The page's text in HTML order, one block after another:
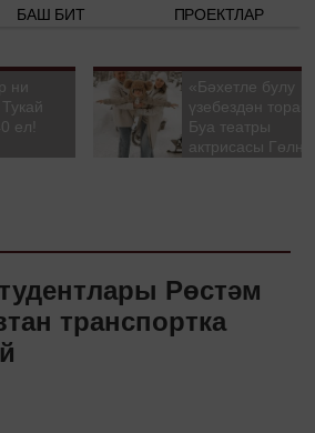
БАШ БИТ ПРОЕКТЛАР
ни
ел!
«Бәхетле булу
үзебездән тора».
Буа театры
актрисасы
Рөстәм
транспортка